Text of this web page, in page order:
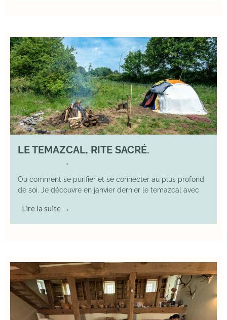
LE TEMAZCAL, RITE SACRÉ.
•
Ou comment se purifier et se connecter au plus profond
de soi. Je découvre en janvier dernier le temazcal avec
Lire la suite →